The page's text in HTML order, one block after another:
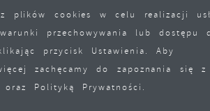
plików cookies w celu realizacji
przechowywania lub dostępu
przycisk Ustawienia. Aby
zachęcamy do zapoznania się z
oraz Polityką Prywatności.
ZAPISZ WYBRANE